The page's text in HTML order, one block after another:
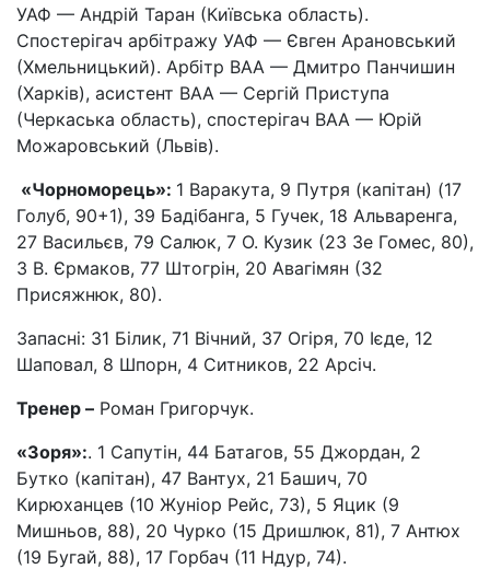
УАФ — Андрій Таран (Київська область).
Спостерігач арбітражу УАФ — Євген Арановський
(Хмельницький). Арбітр ВАА — Дмитро Панчишин
(Харків), асистент ВАА — Сергій Приступа
(Черкаська область), спостерігач ВАА — Юрій
Можаровський (Львів).
«Чорноморець»: 1 Варакута, 9 Путря (капітан) (17
Голуб, 90+1), 39 Бадібанга, 5 Гучек, 18 Альваренга,
27 Васильєв, 79 Салюк, 7 О. Кузик (23 Зе Гомес, 80),
3 В. Єрмаков, 77 Штогрін, 20 Авагімян (32
Присяжнюк, 80).
Запасні: 31 Білик, 71 Вічний, 37 Огіря, 70 Ієде, 12
Шаповал, 8 Шпорн, 4 Ситников, 22 Арсіч.
Тренер – Роман Григорчук.
«Зоря»:. 1 Сапутін, 44 Батагов, 55 Джордан, 2
Бутко (капітан), 47 Вантух, 21 Башич, 70
Кирюханцев (10 Жуніор Рейс, 73), 5 Яцик (9
Мишньов, 88), 20 Чурко (15 Дришлюк, 81), 7 Антюх
(19 Бугай, 88), 17 Горбач (11 Ндур, 74).